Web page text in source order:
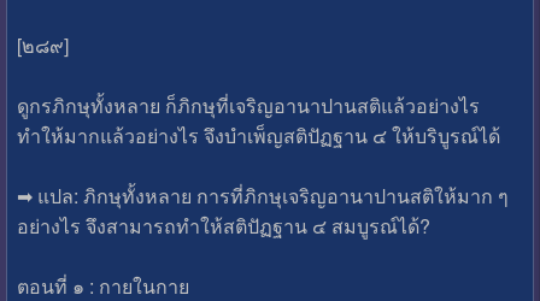
[๒๘๙]
ดูกรภิกษุทั้งหลาย ก็ภิกษุที่เจริญอานาปานสติแล้วอย่างไร
ทำให้มากแล้วอย่างไร จึงบำเพ็ญสติปัฏฐาน ๔ ให้บริบูรณ์ได้
➡ แปล: ภิกษุทั้งหลาย การที่ภิกษุเจริญอานาปานสติให้มาก ๆ
อย่างไร จึงสามารถทำให้สติปัฏฐาน ๔ สมบูรณ์ได้?
ตอนที่ ๑ : กายในกาย